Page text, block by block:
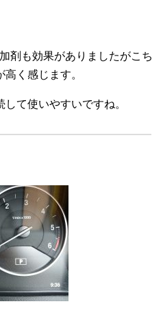
剤も効果がありましたがこち
く感じます。
て使いやすいですね。